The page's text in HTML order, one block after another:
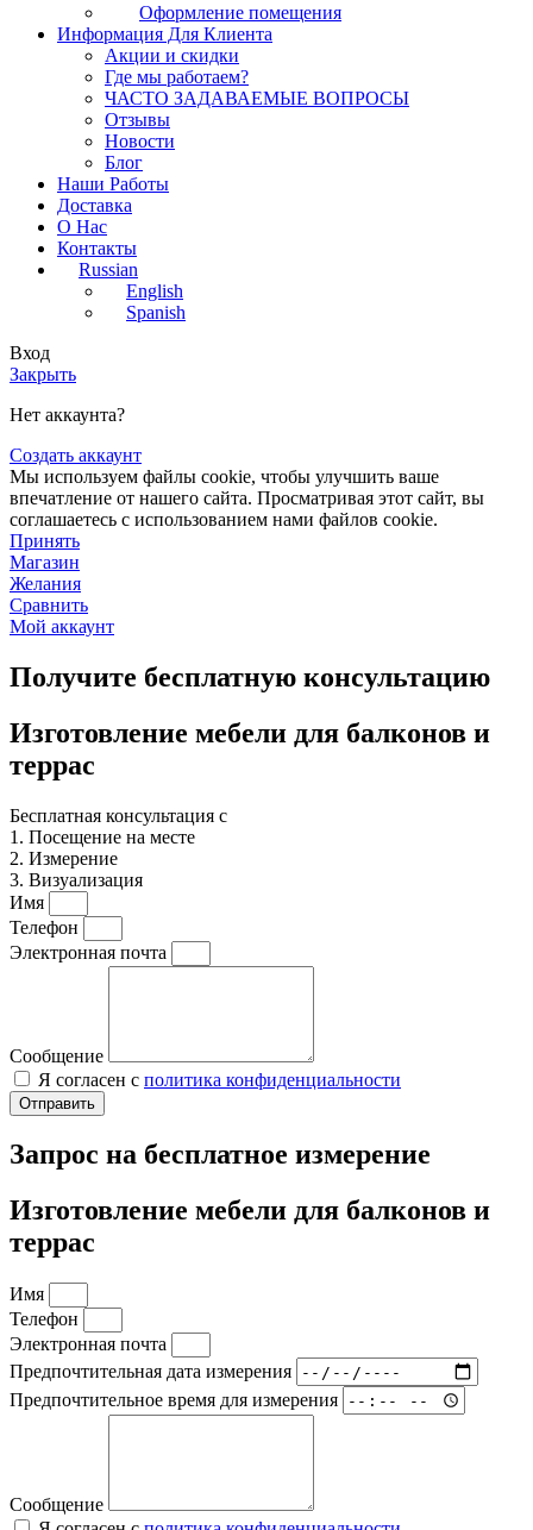
Оформление помещения
Информация Для Клиента
Акции и скидки
Где мы работаем?
ЧАСТО ЗАДАВАЕМЫЕ ВОПРОСЫ
Отзывы
Новости
Блог
Наши Работы
Доставка
О Нас
Контакты
Russian
English
Spanish
Вход
Закрыть
Нет аккаунта?
Создать аккаунт
Мы используем файлы cookie, чтобы улучшить ваше
впечатление от нашего сайта. Просматривая этот сайт, вы
соглашаетесь с использованием нами файлов cookie.
Принять
Магазин
Желания
Сравнить
Мой аккаунт
Получите бесплатную консультацию
Изготовление мебели для балконов и
террас
Бесплатная консультация с
1. Посещение на месте
2. Измерение
3. Визуализация
Имя
Телефон
Электронная почта
Сообщение
Я согласен с политика конфиденциальности
Отправить
Запрос на бесплатное измерение
Изготовление мебели для балконов и
террас
Имя
Телефон
Электронная почта
Предпочтительная дата измерения
Предпочтительное время для измерения
Сообщение